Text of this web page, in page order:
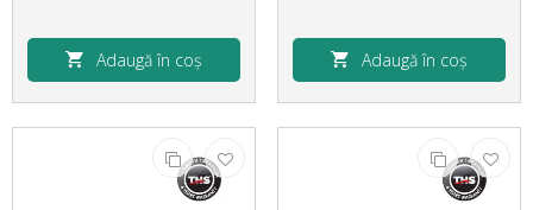
Adaugă în coș Adaugă în coș